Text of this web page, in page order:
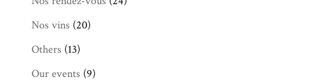
Nos vins (20)
Others (13)
Our events (9)